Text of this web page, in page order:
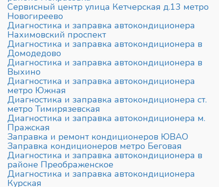
Сервисный центр улица Кетчерская д.13 метро
Новогиреево
Диагностика и заправка автокондиционера
Нахимовский проспект
Диагностика и заправка автокондиционера в
Домодедово
Диагностика и заправка автокондиционера в
Выхино
Диагностика и заправка автокондиционера
метро Южная
Диагностика и заправка автокондиционера ст.
метро Тимирязевская
Диагностика и заправка автокондиционера м.
Пражская
Заправка и ремонт кондиционеров ЮВАО
Заправка кондиционеров метро Беговая
Диагностика и заправка автокондиционера в
районе Преображенское
Диагностика и заправка автокондиционера
Курская